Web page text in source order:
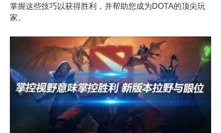
掌握这些技巧以获得胜利，并帮助您成为DOTA的顶尖玩
家。